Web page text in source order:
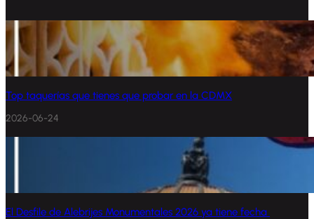
Top taquerías que tienes que probar en la CDMX
2026-06-24
El Desfile de Alebrijes Monumentales 2026 ya tiene fecha